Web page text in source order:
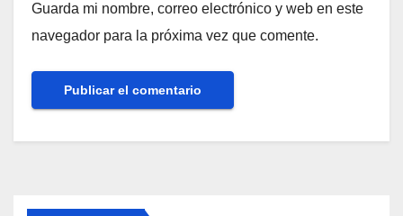
Guarda mi nombre, correo electrónico y web en este
navegador para la próxima vez que comente.